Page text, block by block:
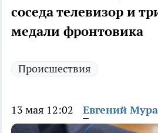
соседа телевизор и
медали фронтовика
Происшествия
13 мая 12:02 Евгений